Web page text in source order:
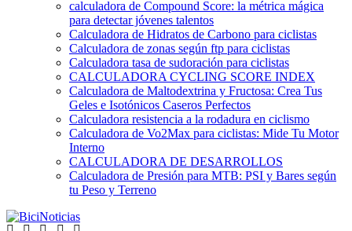
calculadora de Compound Score: la métrica mágica
para detectar jóvenes talentos
Calculadora de Hidratos de Carbono para ciclistas
Calculadora de zonas según ftp para ciclistas
Calculadora tasa de sudoración para ciclistas
CALCULADORA CYCLING SCORE INDEX
Calculadora de Maltodextrina y Fructosa: Crea Tus
Geles e Isotónicos Caseros Perfectos
Calculadora resistencia a la rodadura en ciclismo
Calculadora de Vo2Max para ciclistas: Mide Tu Motor
Interno
CALCULADORA DE DESARROLLOS
Calculadora de Presión para MTB: PSI y Bares según
tu Peso y Terreno